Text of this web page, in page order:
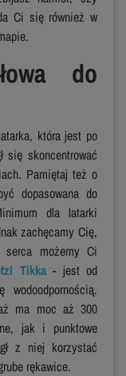
Ci się również w
do
która jest po
się skoncentrować
Pamiętaj też o
dopasowana do
dla latarki
zachęcamy Cię,
serca możemy Ci
Tikka- jest od
ma moc aż 300
jak i punktowe
z niej korzystać
rękawice.